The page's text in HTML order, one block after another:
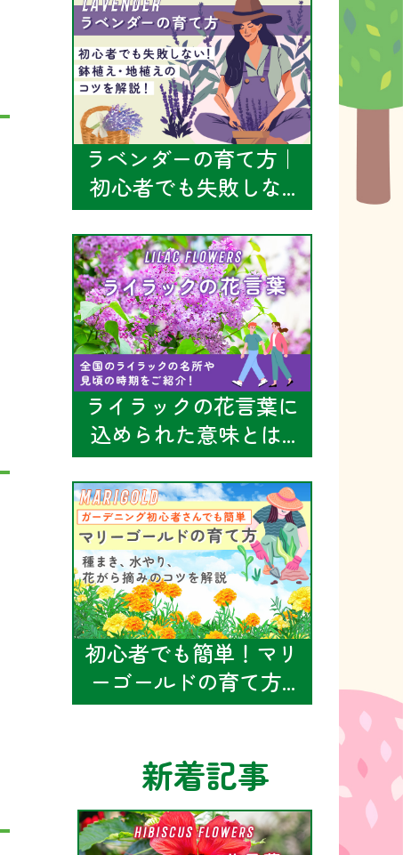
ラベンダーの育て方｜
初心者でも失敗しな...
ライラックの花言葉に
込められた意味とは...
初心者でも簡単！マリ
ーゴールドの育て方...
新着記事